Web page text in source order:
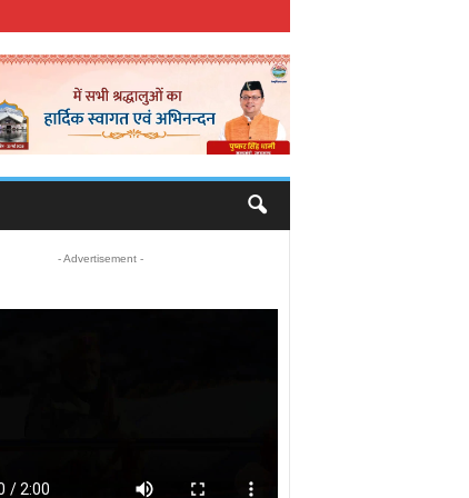
- Advertisement -